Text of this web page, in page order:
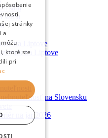
sám
sama
na Liptove
na Liptove
na Slovensku
na jar 2026
stránky
a
ktoré ste
pri